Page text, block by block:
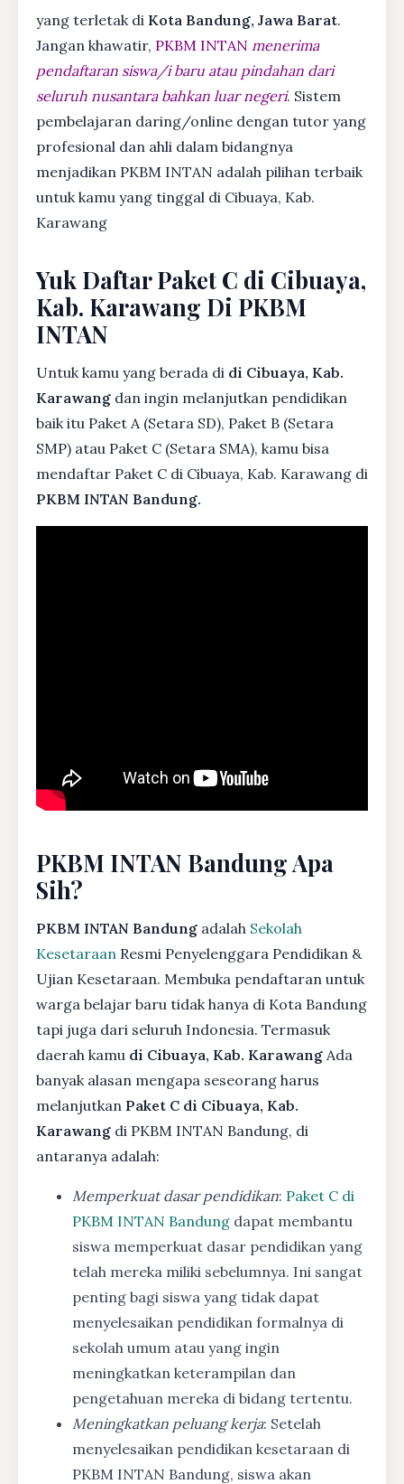
yang terletak di Kota Bandung, Jawa Barat.
Jangan khawatir, PKBM INTAN menerima
pendaftaran siswa/i baru atau pindahan dari
seluruh nusantara bahkan luar negeri. Sistem
pembelajaran daring/online dengan tutor yang
profesional dan ahli dalam bidangnya
menjadikan PKBM INTAN adalah pilihan terbaik
untuk kamu yang tinggal di Cibuaya, Kab.
Karawang
Yuk Daftar Paket C di Cibuaya,
Kab. Karawang Di PKBM
INTAN
Untuk kamu yang berada di di Cibuaya, Kab.
Karawang dan ingin melanjutkan pendidikan
baik itu Paket A (Setara SD), Paket B (Setara
SMP) atau Paket C (Setara SMA), kamu bisa
mendaftar Paket C di Cibuaya, Kab. Karawang di
PKBM INTAN Bandung.
PKBM INTAN Bandung Apa
Sih?
PKBM INTAN Bandung adalah Sekolah
Kesetaraan Resmi Penyelenggara Pendidikan &
Ujian Kesetaraan. Membuka pendaftaran untuk
warga belajar baru tidak hanya di Kota Bandung
tapi juga dari seluruh Indonesia. Termasuk
daerah kamu di Cibuaya, Kab. Karawang Ada
banyak alasan mengapa seseorang harus
melanjutkan Paket C di Cibuaya, Kab.
Karawang di PKBM INTAN Bandung, di
antaranya adalah:
Memperkuat dasar pendidikan: Paket C di
PKBM INTAN Bandung dapat membantu
siswa memperkuat dasar pendidikan yang
telah mereka miliki sebelumnya. Ini sangat
penting bagi siswa yang tidak dapat
menyelesaikan pendidikan formalnya di
sekolah umum atau yang ingin
meningkatkan keterampilan dan
pengetahuan mereka di bidang tertentu.
Meningkatkan peluang kerja: Setelah
menyelesaikan pendidikan kesetaraan di
PKBM INTAN Bandung, siswa akan